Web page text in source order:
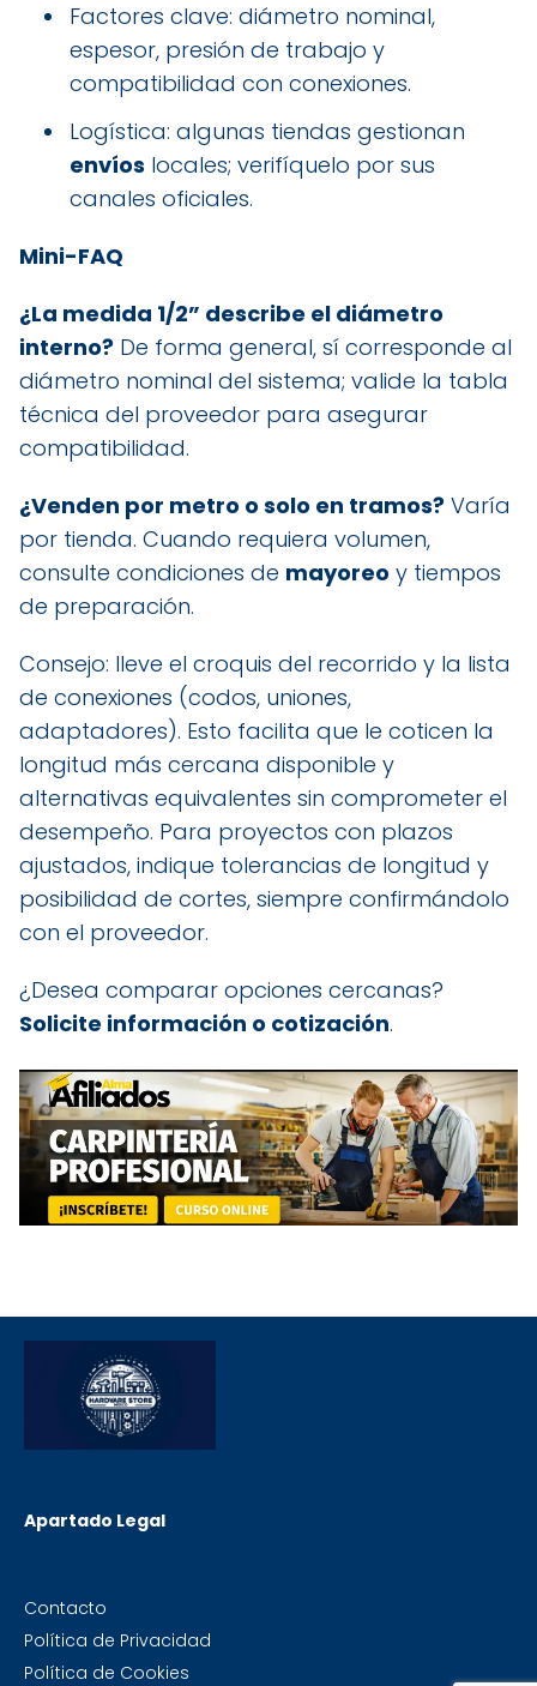
Factores clave: diámetro nominal,
espesor, presión de trabajo y
compatibilidad con conexiones.
Logística: algunas tiendas gestionan
envíos locales; verifíquelo por sus
canales oficiales.
Mini-FAQ
¿La medida 1/2” describe el diámetro
interno? De forma general, sí corresponde al
diámetro nominal del sistema; valide la tabla
técnica del proveedor para asegurar
compatibilidad.
¿Venden por metro o solo en tramos? Varía
por tienda. Cuando requiera volumen,
consulte condiciones de mayoreo y tiempos
de preparación.
Consejo: lleve el croquis del recorrido y la lista
de conexiones (codos, uniones,
adaptadores). Esto facilita que le coticen la
longitud más cercana disponible y
alternativas equivalentes sin comprometer el
desempeño. Para proyectos con plazos
ajustados, indique tolerancias de longitud y
posibilidad de cortes, siempre confirmándolo
con el proveedor.
¿Desea comparar opciones cercanas?
Solicite información o cotización.
Apartado Legal
Contacto
Política de Privacidad
Política de Cookies